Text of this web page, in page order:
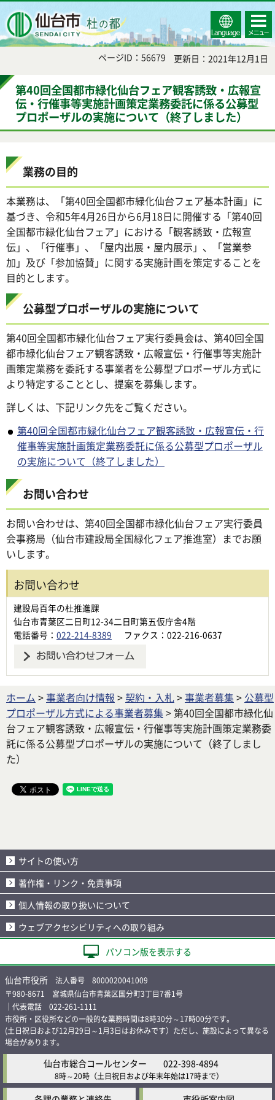
Select
Language
コンテ
ンツメ
ニュー
ページID：56679 更新日：2021年12月1日
第40回全国都市緑化仙台フェア観客誘致・広報宣
伝・行催事等実施計画策定業務委託に係る公募型
プロポーザルの実施について（終了しました）
業務の目的
本業務は、「第40回全国都市緑化仙台フェア基本計画」に
基づき、令和5年4月26日から6月18日に開催する「第40回
全国都市緑化仙台フェア」における「観客誘致・広報宣
伝」、「行催事」、「屋内出展・屋内展示」、「営業参
加」及び「参加協賛」に関する実施計画を策定することを
目的とします。
公募型プロポーザルの実施について
第40回全国都市緑化仙台フェア実行委員会は、第40回全国
都市緑化仙台フェア観客誘致・広報宣伝・行催事等実施計
画策定業務を委託する事業者を公募型プロポーザル方式に
より特定することとし、提案を募集します。
詳しくは、下記リンク先をご覧ください。
第40回全国都市緑化仙台フェア観客誘致・広報宣伝・行
催事等実施計画策定業務委託に係る公募型プロポーザル
の実施について（終了しました）
お問い合わせ
お問い合わせは、第40回全国都市緑化仙台フェア実行委員
会事務局（仙台市建設局全国緑化フェア推進室）までお願
いします。
お問い合わせ
建設局百年の杜推進課
仙台市青葉区二日町12-34二日町第五仮庁舎4階
電話番号： 022-214-8389 ファクス：022-216-0637
ホーム >事業者向け情報 > 契約・入札>事業者募集 > 公募型
プロポーザル方式による事業者募集 > 第40回全国都市緑化仙
台フェア観客誘致・広報宣伝・行催事等実施計画策定業務委
託に係る公募型プロポーザルの実施について（終了しまし
た）
サイトの使い方
著作権・リンク・免責事項
個人情報の取り扱いについて
ウェブアクセシビリティへの取り組み
パソコン版を表示する
仙台市役所 法人番号 8000020041009
〒980-8671 宮城県仙台市青葉区国分町3丁目7番1号
｜代表電話 022-261-1111
市役所・区役所などの一般的な業務時間は8時30分～17時00分です。
(土日祝日および12月29日～1月3日はお休みです）ただし、施設によって異なる
場合があります。
仙台市総合コールセンター 022-398-4894
8時～20時 （土日祝日および年末年始は17時まで）